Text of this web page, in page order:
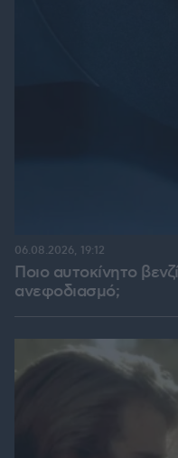
Ποιο αυτοκίνητο
ανεφοδιασμό;
06.08.2026, 19:12